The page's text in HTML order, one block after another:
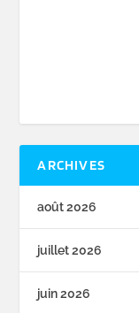
ARCHIVES
août 2026
juillet 2026
juin 2026